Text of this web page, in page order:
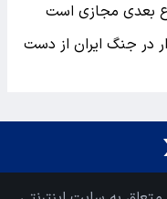
بعدی مجازی است
در جنگ ایران از دست